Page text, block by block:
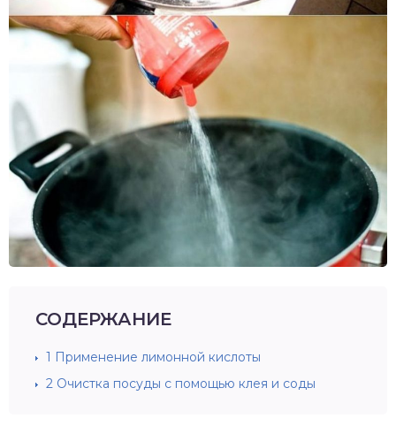
СОДЕРЖАНИЕ
1 Применение лимонной кислоты
2 Очистка посуды с помощью клея и соды